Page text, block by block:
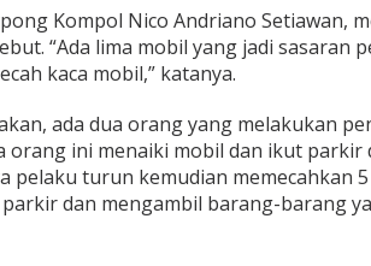
Kompol Nico Andriano Setiawan,
“Ada lima mobil yang jadi sasaran
kaca mobil,” katanya.
ada dua orang yang melakukan
orang ini menaiki mobil dan ikut parkir
pelaku turun kemudian memecahkan
dan mengambil barang-barang